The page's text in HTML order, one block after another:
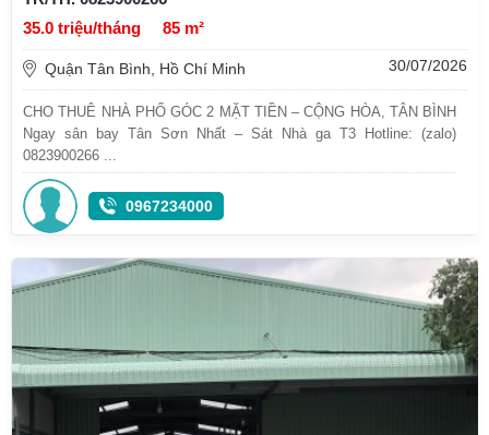
35.0 triệu/tháng
85 m²
Quận Tân Bình, Hồ Chí Minh 30/07/2026
CHO THUÊ NHÀ PHỐ GÓC 2 MẶT TIỀN – CỘNG HÒA, TÂN BÌNH
Ngay sân bay Tân Sơn Nhất – Sát Nhà ga T3 Hotline: (zalo)
0823900266 ...
0967234000